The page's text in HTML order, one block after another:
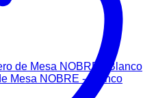
Mesa NOBRE - Blanco